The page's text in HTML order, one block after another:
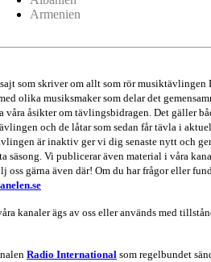
Armenien
som skriver om allt som rör musiktävlingen
olika musiksmaker som delar det
åsikter om tävlingsbidragen. Det gäller
och de låtar som sedan får tävla i
är inaktiv ger vi dig senaste nytt och
säsong. Vi publicerar även material i våra
oss gärna även där! Om du har frågor eller
kanaler ägs av oss eller används med
Radio International som regelbundet